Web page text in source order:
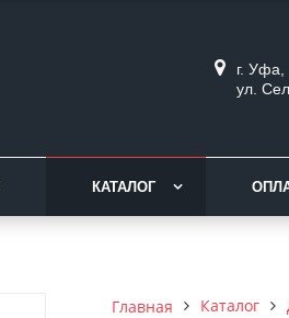
г. Уфа,
ул.
КАТАЛОГ
Главная Каталог